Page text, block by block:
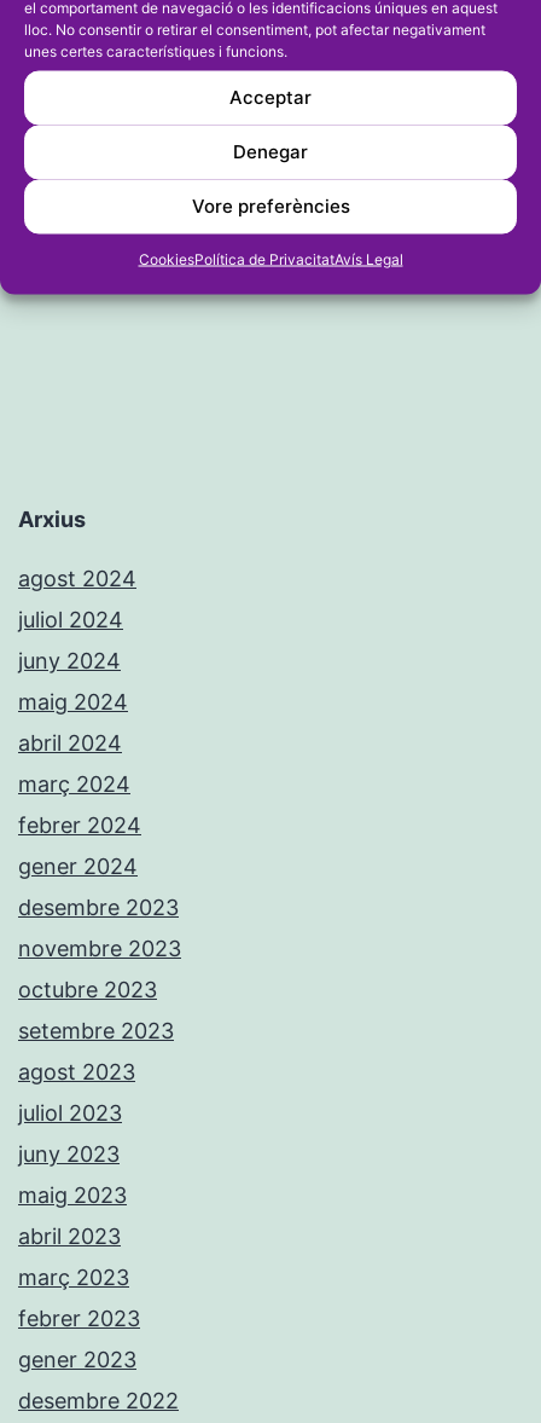
el comportament de navegació o les identificacions úniques en aquest
lloc. No consentir o retirar el consentiment, pot afectar negativament
unes certes característiques i funcions.
Acceptar
Denegar
Vore preferències
CookiesPolítica de PrivacitatAvís Legal
de Pins i és el nou líder de la Volta a
la Comunitat
Entrada següent
Luis Pérez, Sergio Moro, Antonio
Bustos, Juan Llorca y Eugenio Torró
són els campions de la Lliga Ximo
Arxius
agost 2024
juliol 2024
juny 2024
maig 2024
abril 2024
març 2024
febrer 2024
gener 2024
desembre 2023
novembre 2023
octubre 2023
setembre 2023
agost 2023
juliol 2023
juny 2023
maig 2023
abril 2023
març 2023
febrer 2023
gener 2023
desembre 2022